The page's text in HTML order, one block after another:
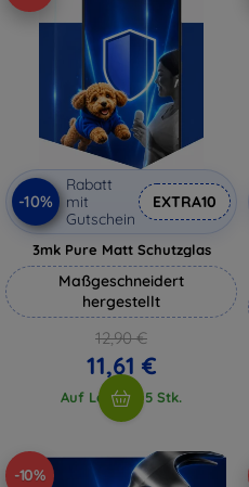
-10%
Rabatt
mit
Gutschein
EXTRA10
3mk Pure Matt Schutzglas
Maßgeschneidert
hergestellt
12,90 €
11,61 €
Auf Lager > 5 Stk.
-10%